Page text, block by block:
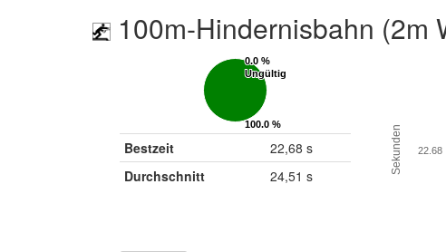
100m-Hindernisbahn (2m
0.0 %
Ungültig
0.0 %
Ungültig
100.0 %
Gültig
100.0 %
Gültig
Bestzeit
22,68 s
Durchschnitt
24,51 s
Sekunden 22.68